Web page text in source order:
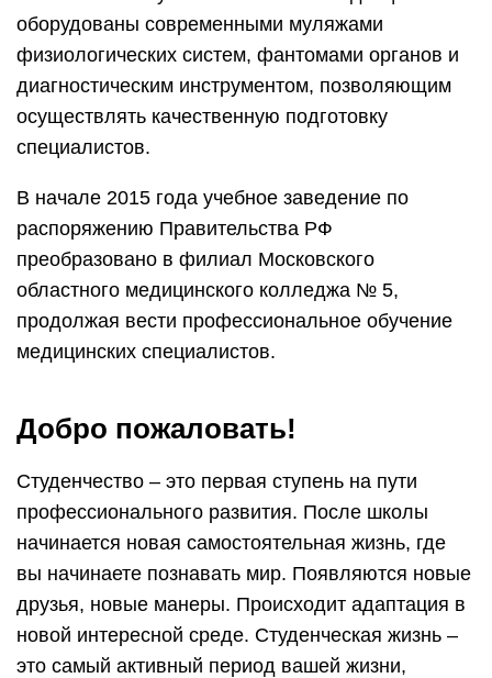
оборудованы современными муляжами
физиологических систем, фантомами органов и
диагностическим инструментом, позволяющим
осуществлять качественную подготовку
специалистов.
В начале 2015 года учебное заведение по
распоряжению Правительства РФ
преобразовано в филиал Московского
областного медицинского колледжа № 5,
продолжая вести профессиональное обучение
медицинских специалистов.
Добро пожаловать!
Студенчество – это первая ступень на пути
профессионального развития. После школы
начинается новая самостоятельная жизнь, где
вы начинаете познавать мир. Появляются новые
друзья, новые манеры. Происходит адаптация в
новой интересной среде. Студенческая жизнь –
это самый активный период вашей жизни,